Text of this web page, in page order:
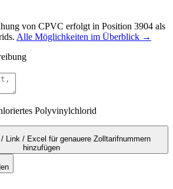
von CPVC erfolgt in Position 3904 als
Alle Möglichkeiten im Überblick →
Polyvinylchlorid
Link / Excel für genauere Zolltarifnummern
hinzufügen